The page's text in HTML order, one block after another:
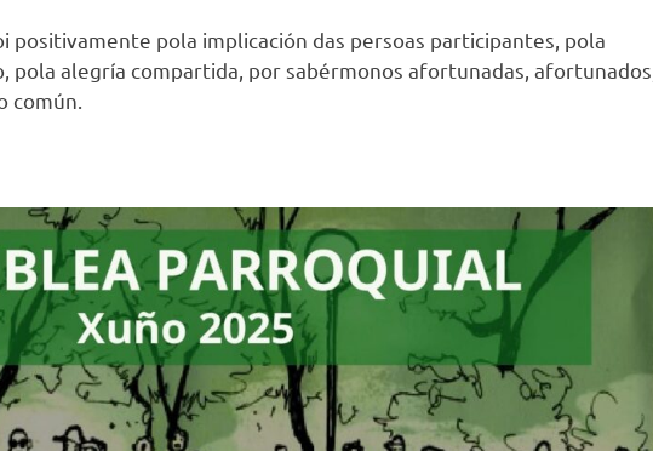
positivamente pola implicación das persoas participantes, pola
pola alegría compartida, por sabérmonos afortunadas, afortunados,
común.